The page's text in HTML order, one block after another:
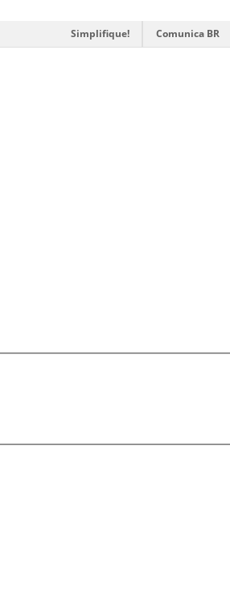
Simplifique! Comunica BR